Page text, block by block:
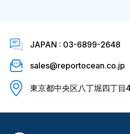
JAPAN : 03-6899-2648
sales@reportocean.co.jp
東京都中央区八丁堀四丁目